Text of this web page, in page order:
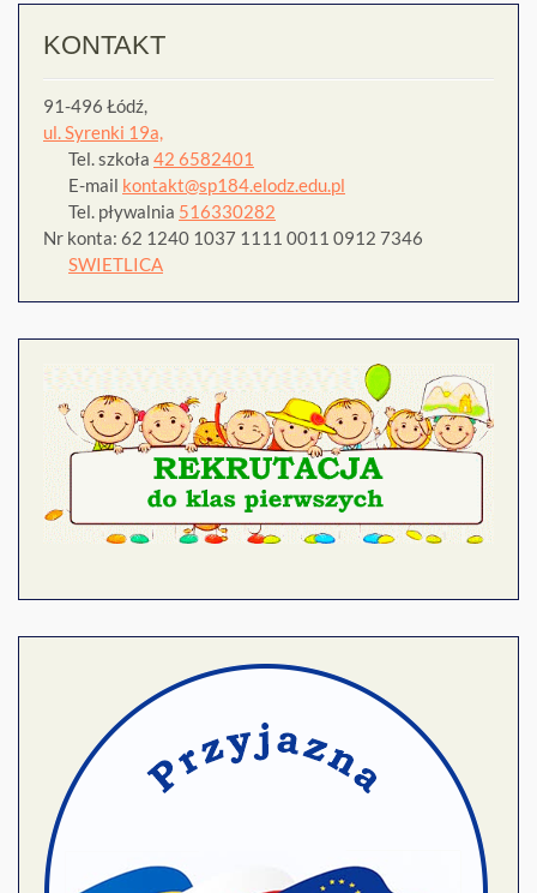
KONTAKT
91-496 Łódź,
ul. Syrenki 19a,
Tel. szkoła 42 6582401
E-mail kontakt@sp184.elodz.edu.pl
Tel. pływalnia 516330282
Nr konta: 62 1240 1037 1111 0011 0912 7346
SWIETLICA